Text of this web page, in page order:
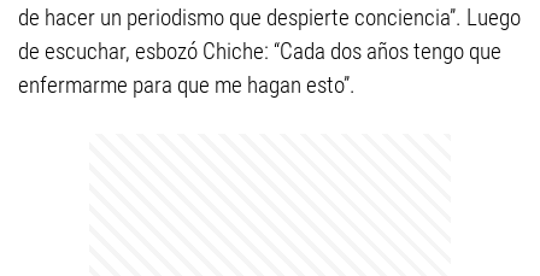
de hacer un periodismo que despierte conciencia”. Luego
de escuchar, esbozó Chiche: “Cada dos años tengo que
enfermarme para que me hagan esto”.